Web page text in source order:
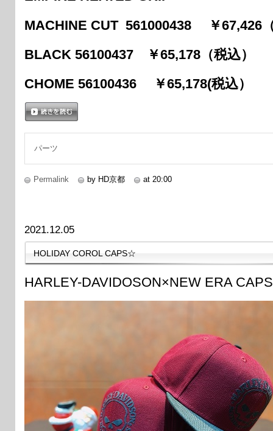
MACHINE CUT 561000438 ￥67,426
BLACK 56100437 ￥65,178（税込）
CHOME 56100436 ￥65,178(税込）
パーツ
Permalink by HD京都 at 20:00
2021.12.05
HOLIDAY COROL CAPS☆
HARLEY-DAVIDOSON×NEW ERA CAPS